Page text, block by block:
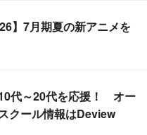
】7月期夏の新アニメを
代～20代を応援！ オー
クール情報はDeview